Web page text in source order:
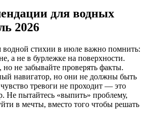
для водных
2026
водной стихии в июле важно помнить:
а не в бурлежке на поверхности.
не забывайте проверять факты.
навигатор, но они не должны быть
тревоги не проходит — это
Не пытайтесь «выпить» проблему,
в мечты, вместо того чтобы решать